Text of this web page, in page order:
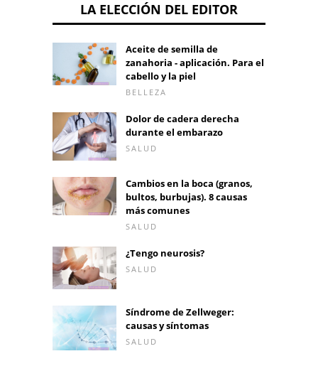
LA ELECCIÓN DEL EDITOR
Aceite de semilla de
zanahoria - aplicación. Para el
cabello y la piel
BELLEZA
Dolor de cadera derecha
durante el embarazo
SALUD
Cambios en la boca (granos,
bultos, burbujas). 8 causas
más comunes
SALUD
¿Tengo neurosis?
SALUD
Síndrome de Zellweger:
causas y síntomas
SALUD